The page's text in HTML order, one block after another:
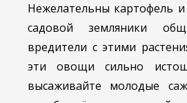
Нежелательны картофель
садовой земляники
вредители с этими
эти овощи сильно
высаживайте молодые